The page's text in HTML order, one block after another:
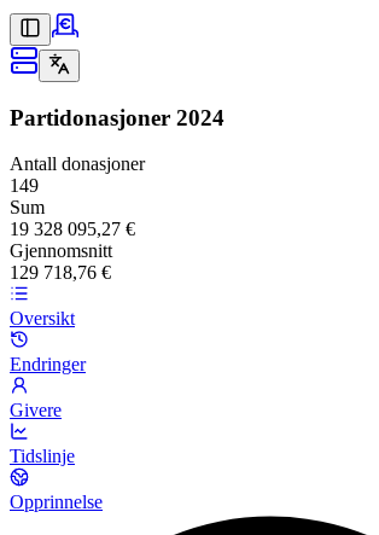
Partidonasjoner 2024
Antall donasjoner
149
Sum
19 328 095,27 €
Gjennomsnitt
129 718,76 €
Oversikt
Endringer
Givere
Tidslinje
Opprinnelse